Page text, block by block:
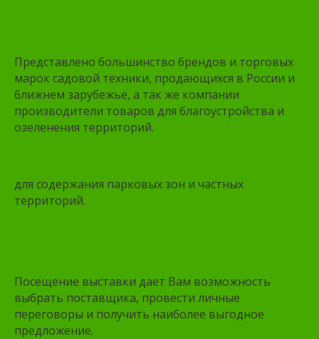
Представлено большинство брендов и торговых
марок садовой техники, продающихся в России и
ближнем зарубежье, а так же компании
производители товаров для благоустройства и
озеленения территорий.
для содержания парковых зон и частных
территорий.
Посещение выставки дает Вам возможность
выбрать поставщика, провести личные
переговоры и получить наиболее выгодное
предложение.